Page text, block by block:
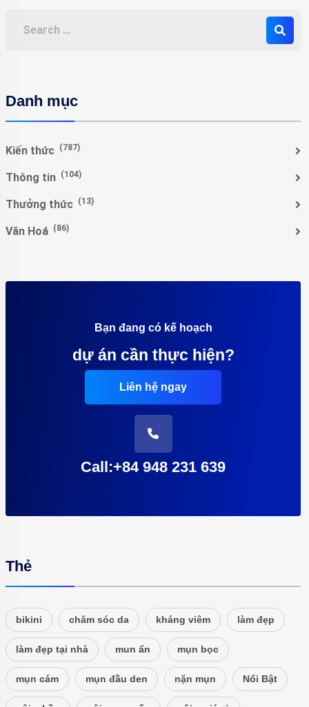
Danh mục
Kiến thức (787)
Thông tin (104)
Thưởng thức (13)
Văn Hoá (86)
Bạn đang có kế hoạch
dự án cần thực hiện?
Liên hệ ngay
Call:+84 948 231 639
Thẻ
bikini chăm sóc da kháng viêm làm đẹp
làm đẹp tại nhà mun ẩn mụn bọc
mụn cám mụn đầu den nặn mụn Nổi Bật